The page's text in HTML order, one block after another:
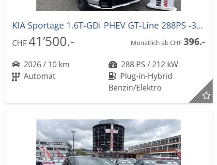
KIA Sportage 1.6T-GDi PHEV GT-Line 288PS -33% 4x4 Automat
CHF41’500.- Monatlich ab CHF396.-
2026 / 10 km
288 PS / 212 kW
Automat
Plug-in-Hybrid
Benzin/Elektro